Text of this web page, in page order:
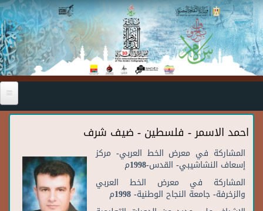
Skip to main content
احمد الاسمر - فلسطين - ضيف شرف
المشاركة في معرض الخط العربي- مركز
إسعاف النشاشيبي- القدس-1998م
المشاركة في معرض الخط العربي
والزخرفة- جامعة النجاح الوطنية- 1998م